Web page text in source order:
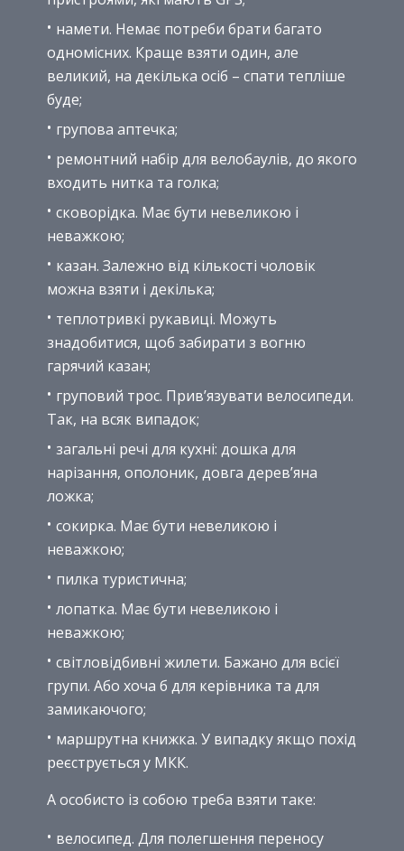
намети. Немає потреби брати багато
одномісних. Краще взяти один, але
великий, на декілька осіб – спати тепліше
буде;
групова аптечка;
ремонтний набір для велобаулів, до якого
входить нитка та голка;
сковорідка. Має бути невеликою і
неважкою;
казан. Залежно від кількості чоловік
можна взяти і декілька;
теплотривкі рукавиці. Можуть
знадобитися, щоб забирати з вогню
гарячий казан;
груповий трос. Прив’язувати велосипеди.
Так, на всяк випадок;
загальні речі для кухні: дошка для
нарізання, ополоник, довга дерев’яна
ложка;
сокирка. Має бути невеликою і
неважкою;
пилка туристична;
лопатка. Має бути невеликою і
неважкою;
світловідбивні жилети. Бажано для всієї
групи. Або хоча б для керівника та для
замикаючого;
маршрутна книжка. У випадку якщо похід
реєструється у МКК.
А особисто із собою треба взяти таке:
велосипед. Для полегшення переносу